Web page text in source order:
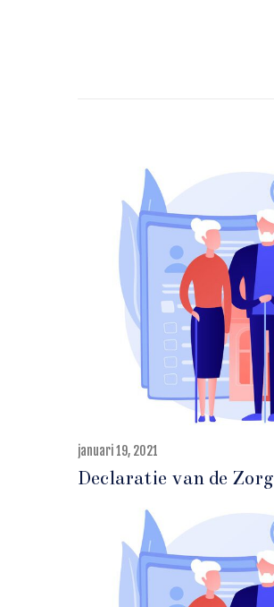
januari 19, 2021
i
,
2
0
Declaratie van de Zorg